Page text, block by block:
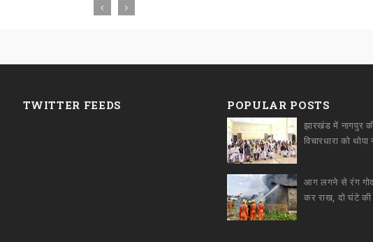
TWITTER FEEDS POPULAR POSTS
झारखंड में नागपुर
आग लगने से रंग